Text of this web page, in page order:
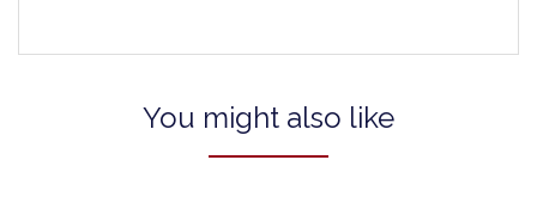
You might also like